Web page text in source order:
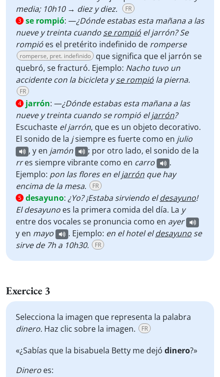
media; 10h10 → diez y diez.
FR
3 se rompió: —¿Dónde estabas esta mañana a las
nueve y treinta cuando se rompió el jarrón? Se
rompió es el pretérito indefinido de romperse
romperse, pret. indefinido
que significa que el jarrón se
quebró, se fracturó. Ejemplo: Nacho tuvo un
accidente con la bicicleta yse rompió la pierna.
FR
4 jarrón: —¿Dónde estabas esta mañana a las
nueve y treinta cuando se rompió eljarrón?
Escuchaste el jarrón, que es un objeto decorativo.
El sonido de la jsiempre es fuerte como en julio
, y en jamón
; por otro lado, el sonido de la
rres siempre vibrante como en carro
.
Ejemplo: pon las flores en eljarrón que hay
encima de la mesa. FR
5 desayuno: ¿Yo? ¡Estaba sirviendo eldesayuno!
El desayuno es la primera comida del día. La y
entre dos vocales se pronuncia como en ayer
y en mayo . Ejemplo: en el hotel eldesayuno se
sirve de 7h a 10h30.
FR
Exercice 3
Selecciona la imagen que representa la palabra
dinero. Haz clic sobre la imagen. FR
«¿Sabías que la bisabuela Betty me dejó dinero?»
Dinero es: